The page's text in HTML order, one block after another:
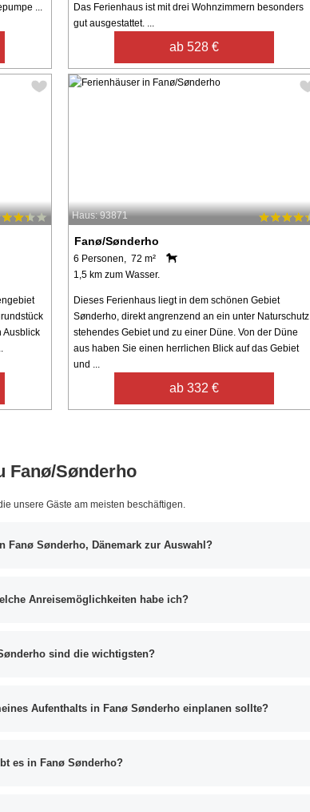
...
Das Ferienhaus ist mit drei Wohnzimmern besonders
gut ausgestattet. ...
ab 528 €
Ausblick
Haus: 93871
Fanø/Sønderho
6 Personen, 72 m²
1,5 km zum Wasser.
Dieses Ferienhaus liegt in dem schönen Gebiet
Sønderho, direkt angrenzend an ein unter Naturschutz
stehendes Gebiet und zu einer Düne. Von der Düne
aus haben Sie einen herrlichen Blick auf das Gebiet
und ...
ab 332 €
Fanø/Sønderho
unsere Gäste am meisten beschäftigen.
Fanø Sønderho, Dänemark zur Auswahl?
Anreisemöglichkeiten habe ich?
sind die wichtigsten?
Aufenthalts in Fanø Sønderho einplanen sollte?
es in Fanø Sønderho?